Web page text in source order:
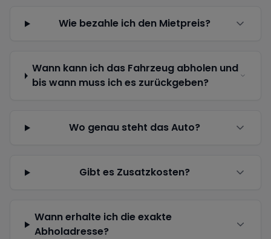
Wie bezahle ich den Mietpreis?
Wann kann ich das Fahrzeug abholen und
bis wann muss ich es zurückgeben?
Wo genau steht das Auto?
Gibt es Zusatzkosten?
Wann erhalte ich die exakte
Abholadresse?